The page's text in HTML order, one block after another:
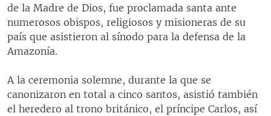
ENTRETENIMIENTO
de la Madre de Dios, fue proclamada santa ante
numerosos obispos, religiosos y misioneras de su
país que asistieron al sínodo para la defensa de la
Amazonía.
A la ceremonia solemne, durante la que se
canonizaron en total a cinco santos, asistió también
el heredero al trono británico, el príncipe Carlos, así